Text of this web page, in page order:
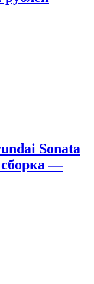
Sonata
сборка —